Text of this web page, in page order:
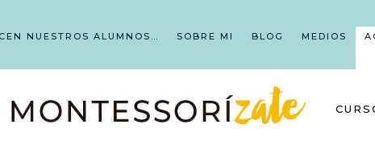
NUESTROS ALUMNOS… SOBRE MI BLOG MEDIOS